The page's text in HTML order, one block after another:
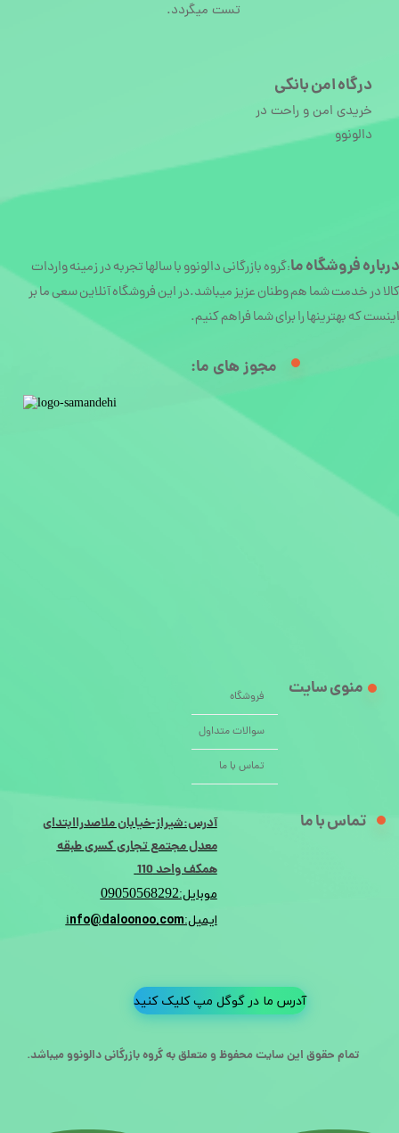
تمام حقوق این سایت محفوظ و متعلق به گروه بازرگانی دالونوو میباشد.
دربارهفروشگاه ما:گروه بازرگانی دالونوو با سالها تجربه در زمینه واردات
کالا در خدمت شما هم وطنان عزیز میباشد.در این فروشگاه آنلاین سعی ما بر
اینست که بهترینها را برای شما فراهم کنیم.
فروشگاه
سوالات متداول
تماس با ما
منوی سایت
تماس با ما
آدرس:شیراز-خیابان ملاصدراابتدای
معدل مجتمع تجاری کسری طبقه
همکف واحد 110
موبایل:09050568292
ایمیل:info@daloonoo.com
درگاه امن بانکی
خریدی امن و راحت در
دالونوو
تست میگردد.
مجوز های ما:​
آدرس ما در گوگل مپ کلیک کنید